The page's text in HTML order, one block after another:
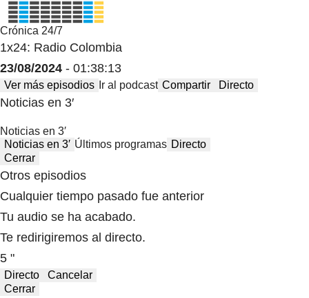
Crónica 24/7
1x24: Radio Colombia
23/08/2024 - 01:38:13
Ver más episodios Ir al podcast Compartir Directo
Noticias en 3′
Noticias en 3′
Noticias en 3′ Últimos programas Directo
Cerrar
Otros episodios
Cualquier tiempo pasado fue anterior
Tu audio se ha acabado.
Te redirigiremos al directo.
5 "
Directo
Cancelar
Cerrar